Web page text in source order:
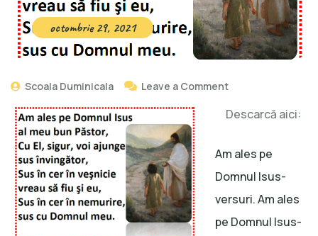
octombrie 29, 2021
Scoala Duminicala Leave a Comment
Descarcă aici:
Am ales pe
Domnul Isus-
versuri.Am ales
pe Domnul Isus-